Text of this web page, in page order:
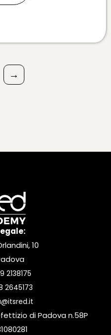
→
10
2138175
2645173
di Padova n.58P